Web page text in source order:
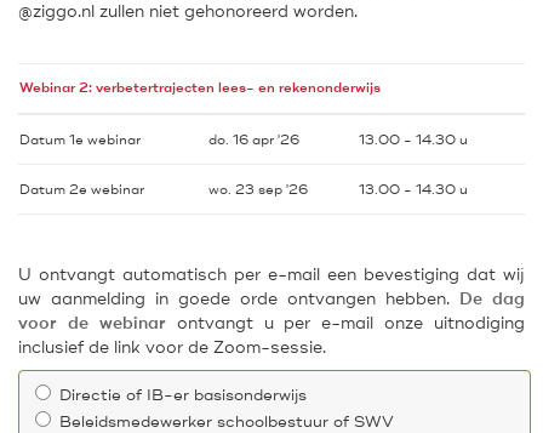
@ziggo.nl zullen niet gehonoreerd worden.
Webinar 2: verbetertrajecten lees- en rekenonderwijs
Datum 1e webinar do. 16 apr '26 13.00 - 14.30 u
Datum 2e webinar wo. 23 sep '26 13.00 - 14.30 u
U ontvangt automatisch per e-mail een bevestiging dat wij
uw aanmelding in goede orde ontvangen hebben. De dag
voor de webinar ontvangt u per e-mail onze uitnodiging
inclusief de link voor de Zoom-sessie.
Directie of IB-er basisonderwijs
Beleidsmedewerker schoolbestuur of SWV